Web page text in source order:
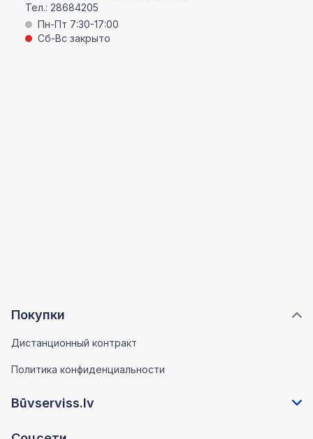
Покупки
Дистанционный контракт
Политика конфиденциальности
Būvserviss.lv
Тел.: 28684205
Пн-Пт 7:30-17:00
Сб-Вс закрыто